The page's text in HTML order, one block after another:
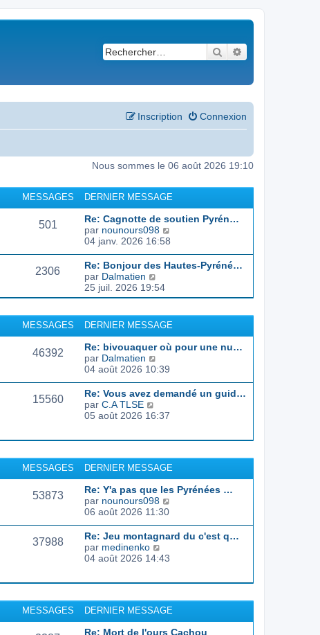
Rechercher
Connexion
Inscription
Nous sommes le 06 août 2026 19:10
MESSAGES DERNIER MESSAGE
501
Re: Cagnotte de soutien Pyrén…
par nounours098
s
t
r
l
e
d
n
i
e
s
a
e
04 janv. 2026 16:58
2306
Re: Bonjour des Hautes-Pyréné…
par Dalmatien
o
n
u
l
e
r
l
e
d
r
i
r
e
s
s
e
25 juil. 2026 19:54
MESSAGES DERNIER MESSAGE
46392
Re: bivouaquer où pour une nu…
par Dalmatien
o
s
l
l
e
d
e
r
n
i
e
r
m
a
g
e
04 août 2026 10:39
15560
Re: Vous avez demandé un guid…
par C.A TLSE
o
l
t
e
r
l
e
d
e
r
n
e
m
e
s
05 août 2026 16:37
MESSAGES DERNIER MESSAGE
53873
Re: Y'a pas que les Pyrénées …
par nounours098
s
l
e
d
06 août 2026 11:30
37988
Re: Jeu montagnard du c'est q…
par medinenko
o
l
t
e
04 août 2026 14:43
MESSAGES DERNIER MESSAGE
Re: Mort de l'ours Cachou